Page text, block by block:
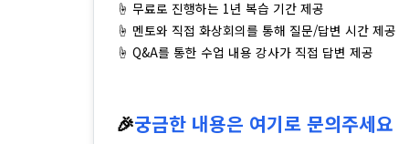
☝ 무료로 진행하는 1년 복습 기간 제공
☝ 멘토와 직접 화상회의를 통해 질문/답변 시간 제공
☝ Q&A를 통한 수업 내용 강사가 직접 답변 제공
🎉궁금한 내용은 여기로 문의주세요